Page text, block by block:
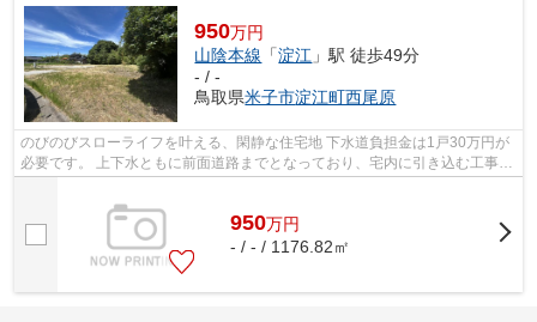
950万円
山陰本線 「淀江 」駅 徒歩49分
- / -
鳥取県米子市淀江町西尾原
のびのびスローライフを叶える、閑静な住宅地 下水道負担金は1戸30万円が
必要です。 上下水ともに前面道路までとなっており、宅内に引き込む工事費
用がかかります。
950万円
- / - / 1176.82㎡